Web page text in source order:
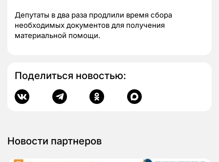
Депутаты в два раза продлили время сбора
необходимых документов для получения
материальной помощи.
Поделиться новостью:
Новости партнеров